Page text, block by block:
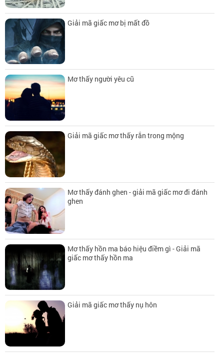
Giải mã giấc mơ bị mất đồ
Mơ thấy người yêu cũ
Giải mã giấc mơ thấy rắn trong mộng
Mơ thấy đánh ghen - giải mã giấc mơ đi đánh
ghen
Mơ thấy hồn ma báo hiệu điềm gì - Giải mã
giấc mơ thấy hồn ma
Giải mã giấc mơ thấy nụ hôn